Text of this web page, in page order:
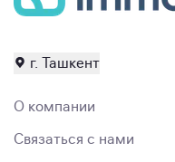
г. Ташкент
О компании
Связаться с нами